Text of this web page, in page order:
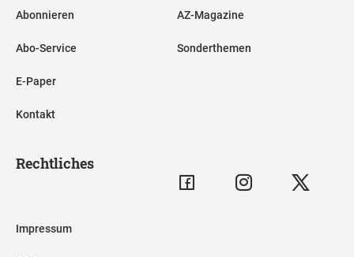
Abonnieren
Abo-Service
E-Paper
Kontakt
AZ-Magazine
Sonderthemen
Rechtliches
Impressum